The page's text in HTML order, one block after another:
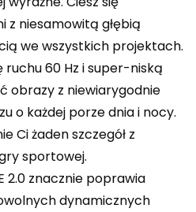
z niesamowitą głębią
we wszystkich projektach.
ruchu 60 Hz i super-niską
obrazy z niewiarygodnie
o każdej porze dnia i nocy.
Ci żaden szczegół z
sportowej.
2.0 znacznie poprawia
dynamicznych